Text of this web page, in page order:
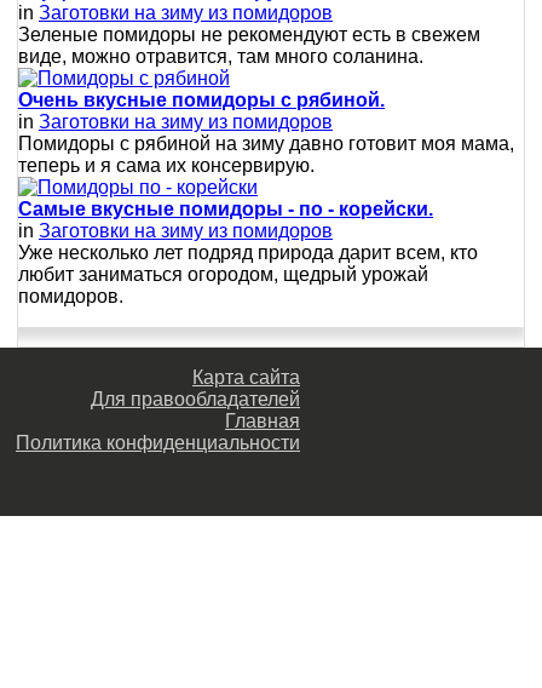
in Заготовки на зиму из помидоров
Зеленые помидоры не рекомендуют есть в свежем
виде, можно отравится, там много соланина.
Очень вкусные помидоры с рябиной.
in Заготовки на зиму из помидоров
Помидоры с рябиной на зиму давно готовит моя мама,
теперь и я сама их консервирую.
Самые вкусные помидоры - по - корейски.
in Заготовки на зиму из помидоров
Уже несколько лет подряд природа дарит всем, кто
любит заниматься огородом, щедрый урожай
помидоров.
Карта сайта
Для правообладателей
Главная
Политика конфиденциальности